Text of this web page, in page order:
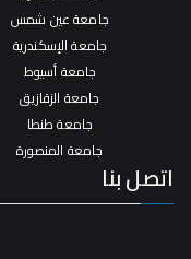
جامعة عين شمس
جامعة الإسكندرية
جامعة أسيوط
جامعة الزقازيق
جامعة طنطا
جامعة المنصورة
اتصل بنا